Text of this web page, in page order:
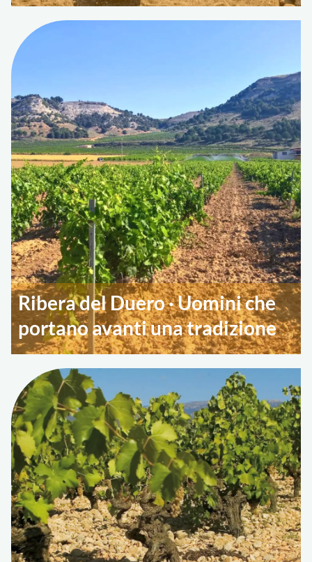
Ribera del Duero · Uomini che
portano avanti una tradizione